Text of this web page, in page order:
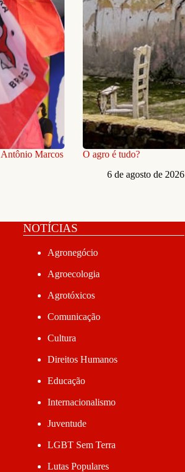
Marcos
O agro é tudo?
6 de agosto de 2026
NOTÍCIAS
Agronegócio
Agroecologia
Agrotóxicos
Comunicação
Cultura
Direitos Humanos
Educação
Internacionalismo
Juventude
LGBT Sem Terra
Lutas Populares